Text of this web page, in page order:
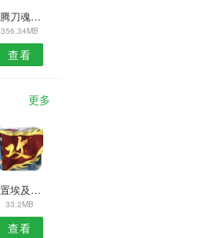
龙腾刀魂官网版
356.34MB
查看
更多
闲置埃及大亨
33.2MB
查看